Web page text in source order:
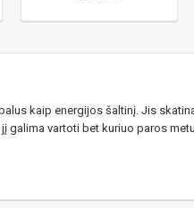
kaip energijos šaltinį. Jis
galima vartoti bet kuriuo paros